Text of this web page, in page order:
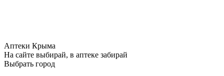
Аптеки Крыма
На сайте выбирай, в аптеке забирай
Выбрать город